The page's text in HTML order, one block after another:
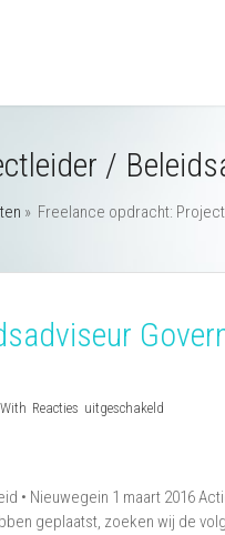
/
» Freelance opdracht:
With Reacties uitgeschakeld
/
• Nieuwegein 1 maart 2016
geplaatst, zoeken wij de